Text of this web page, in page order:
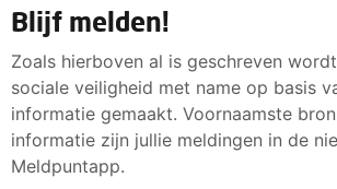
Blijf melden!
Zoals hierboven al is geschreven
sociale veiligheid met name op basis
informatie gemaakt. Voornaamste
informatie zijn jullie meldingen in de
Meldpuntapp.